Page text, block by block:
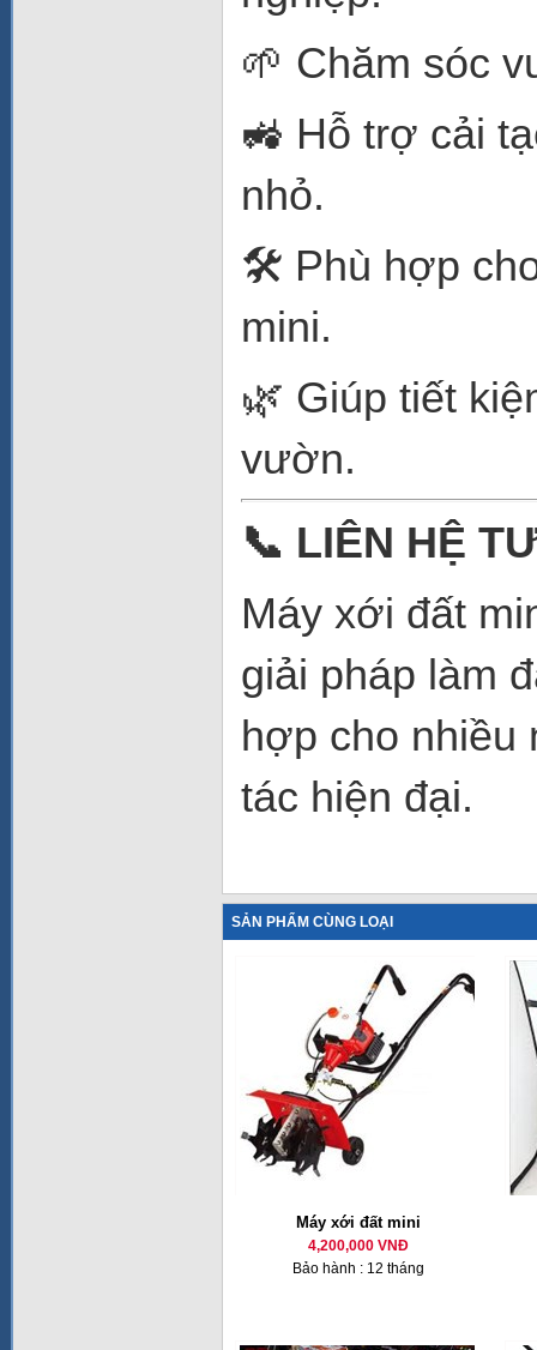
🌱 Chăm sóc
🚜 Hỗ trợ cải
nhỏ.
🛠️ Phù hợp
mini.
🌿 Giúp tiết
vườn.
📞 LIÊN HỆ
Máy xới đất
giải pháp làm
hợp cho nhiều
tác hiện đại.
SẢN PHẨM CÙNG LOẠI
Máy xới đất mini
4,200,000 VNĐ
Bảo hành : 12 tháng